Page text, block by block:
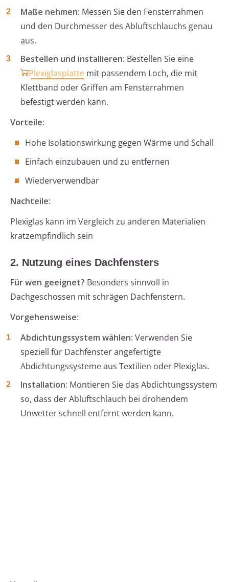
Maße nehmen: Messen Sie den Fensterrahmen
und den Durchmesser des Abluftschlauchs genau
aus.
Bestellen und installieren: Bestellen Sie eine
Plexiglasplatte mit passendem Loch, die mit
Klettband oder Griffen am Fensterrahmen
befestigt werden kann.
Vorteile:
Hohe Isolationswirkung gegen Wärme und Schall
Einfach einzubauen und zu entfernen
Wiederverwendbar
Nachteile:
Plexiglas kann im Vergleich zu anderen Materialien
kratzempfindlich sein
2. Nutzung eines Dachfensters
Für wen geeignet? Besonders sinnvoll in
Dachgeschossen mit schrägen Dachfenstern.
Vorgehensweise:
Abdichtungssystem wählen: Verwenden Sie
speziell für Dachfenster angefertigte
Abdichtungssysteme aus Textilien oder Plexiglas.
Installation: Montieren Sie das Abdichtungssystem
so, dass der Abluftschlauch bei drohendem
Unwetter schnell entfernt werden kann.